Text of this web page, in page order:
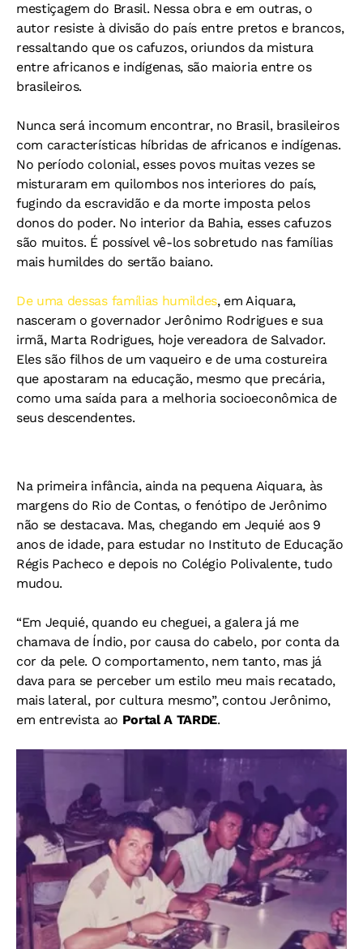
mestiçagem do Brasil. Nessa obra e em outras, o
autor resiste à divisão do país entre pretos e brancos,
ressaltando que os cafuzos, oriundos da mistura
entre africanos e indígenas, são maioria entre os
brasileiros.
Nunca será incomum encontrar, no Brasil, brasileiros
com características híbridas de africanos e indígenas.
No período colonial, esses povos muitas vezes se
misturaram em quilombos nos interiores do país,
fugindo da escravidão e da morte imposta pelos
donos do poder. No interior da Bahia, esses cafuzos
são muitos. É possível vê-los sobretudo nas famílias
mais humildes do sertão baiano.
De uma dessas famílias humildes, em Aiquara,
nasceram o governador Jerônimo Rodrigues e sua
irmã, Marta Rodrigues, hoje vereadora de Salvador.
Eles são filhos de um vaqueiro e de uma costureira
que apostaram na educação, mesmo que precária,
como uma saída para a melhoria socioeconômica de
seus descendentes.
Na primeira infância, ainda na pequena Aiquara, às
margens do Rio de Contas, o fenótipo de Jerônimo
não se destacava. Mas, chegando em Jequié aos 9
anos de idade, para estudar no Instituto de Educação
Régis Pacheco e depois no Colégio Polivalente, tudo
mudou.
“Em Jequié, quando eu cheguei, a galera já me
chamava de Índio, por causa do cabelo, por conta da
cor da pele. O comportamento, nem tanto, mas já
dava para se perceber um estilo meu mais recatado,
mais lateral, por cultura mesmo”, contou Jerônimo,
em entrevista ao Portal A TARDE.